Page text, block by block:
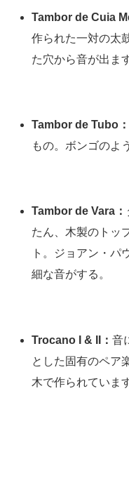
Tambor de Cuia
作られた一対の太
た穴から音が出ま
Tambor de Tubo：
もの。ボンゴのよ
Tambor de Vara：
たん、木製のトッ
ト。ジョアン・パ
細な音がする。
Trocano I & II：音
とした固有のペア
木で作られていま